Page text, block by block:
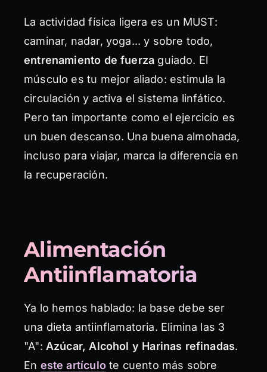
La actividad física ligera es un MUST:
caminar, nadar, yoga... y sobre todo,
entrenamiento de fuerza guiado. El
músculo es tu mejor aliado: estimula la
circulación y activa el sistema linfático.
Pero tan importante como el ejercicio es
un buen descanso. Una buena almohada,
incluso para viajar, marca la diferencia en
la recuperación.
Alimentación
Antiinflamatoria
Ya lo hemos hablado: la base debe ser
una dieta antiinflamatoria. Elimina las 3
"A": Azúcar, Alcohol y Harinas refinadas.
En este artículote cuento más sobre